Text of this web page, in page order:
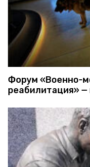
Форум «Военно-
реабилитация»